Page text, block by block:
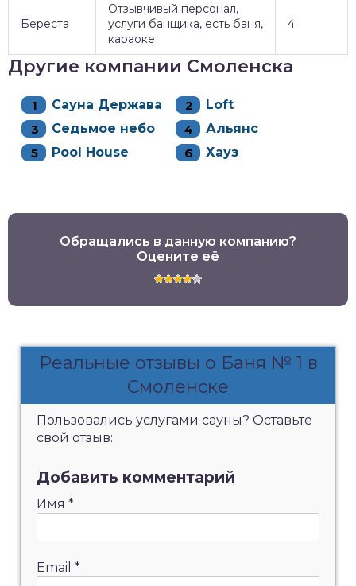
Береста
Отзывчивый персонал,
услуги банщика, есть баня,
караоке
4
Другие компании Смоленска
Сауна Держава
Loft
Седьмое небо
Альянс
Pool House
Хауз
Обращались в данную компанию?
Оцените её
Реальные отзывы о Баня № 1 в
Смоленске
Пользовались услугами сауны? Оставьте
свой отзыв:
Добавить комментарий
Имя *
Email *